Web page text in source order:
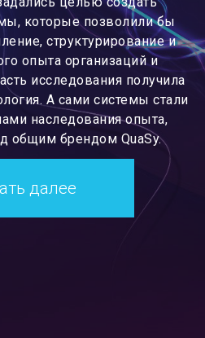
которые позволили бы
структурирование и
опыта организаций и
исследования получила
А сами системы стали
наследования опыта,
общим брендом QuaSy.
далее